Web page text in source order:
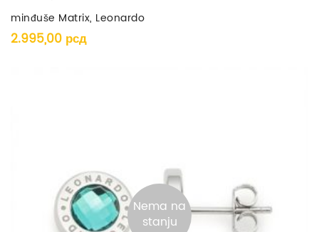
minđuše Matrix, Leonardo
2.995,00 рсд
Nema na
stanju